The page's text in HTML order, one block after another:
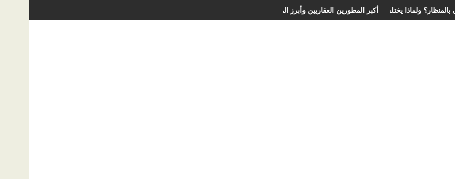
أفضل شركات التطوير العقاري في مصر من URE | أكبر المطورين العقاريين وأبرز المشروعاتالغضروفي بالمنظار؟ ولماذا يختلف من مريض لآخر؟